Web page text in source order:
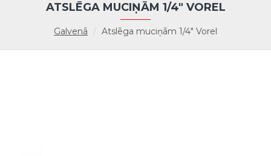
Galvenā Atslēga muciņām 1/4" Vorel
ATSLĒGA MUCIŅĀM 1/4" VOREL